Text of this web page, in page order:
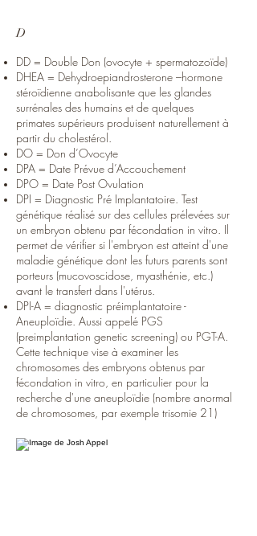
D
DD = Double Don (ovocyte + spermatozoïde)
DHEA = Dehydroepiandrosterone –hormone
stéroïdienne anabolisante que les glandes
surrénales des humains et de quelques
primates supérieurs produisent naturellement à
partir du cholestérol.
DO = Don d’Ovocyte
DPA = Date Prévue d’Accouchement
DPO = Date Post Ovulation
DPI = Diagnostic Pré Implantatoire. Test
génétique réalisé sur des cellules prélevées sur
un embryon obtenu par fécondation in vitro. Il
permet de vérifier si l'embryon est atteint d'une
maladie génétique dont les futurs parents sont
porteurs (mucovoscidose, myasthénie, etc.)
avant le transfert dans l'utérus.
DPI-A = diagnostic préimplantatoire -
Aneuploïdie. Aussi appelé PGS
(preimplantation genetic screening) ou PGT-A.
Cette technique vise à examiner les
chromosomes des embryons obtenus par
fécondation in vitro, en particulier pour la
recherche d'une aneuploïdie (nombre anormal
de chromosomes, par exemple trisomie 21)